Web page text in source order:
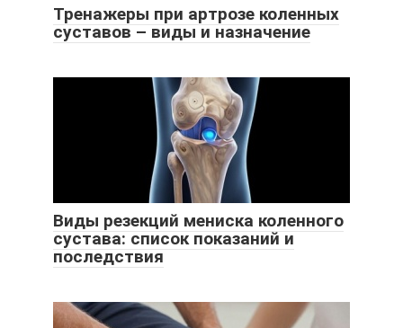
Тренажеры при артрозе коленных
суставов – виды и назначение
Виды резекций мениска коленного
сустава: список показаний и
последствия